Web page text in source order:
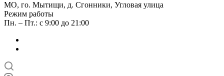
МО, го. Мытищи, д. Сгонники, Угловая улица
Режим работы
Пн. – Пт.: с 9:00 до 21:00